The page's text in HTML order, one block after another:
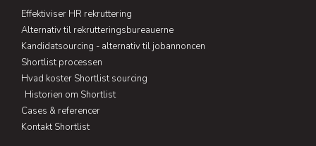
Effektiviser HR rekruttering
Alternativ til rekrutteringsbureauerne
Kandidatsourcing - alternativ til jobannoncen
Shortlist processen
Hvad koster Shortlist sourcing
Historien om Shortlist
Cases & referencer
Kontakt Shortlist